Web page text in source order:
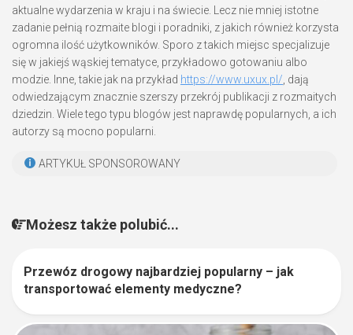
aktualne wydarzenia w kraju i na świecie. Lecz nie mniej istotne
zadanie pełnią rozmaite blogi i poradniki, z jakich również korzysta
ogromna ilość użytkowników. Sporo z takich miejsc specjalizuje
się w jakiejś wąskiej tematyce, przykładowo gotowaniu albo
modzie. Inne, takie jak na przykład https://www.uxux.pl/ , dają
odwiedzającym znacznie szerszy przekrój publikacji z rozmaitych
dziedzin. Wiele tego typu blogów jest naprawdę popularnych, a ich
autorzy są mocno popularni.
ARTYKUŁ SPONSOROWANY
Możesz także polubić...
Przewóz drogowy najbardziej popularny – jak
transportować elementy medyczne?